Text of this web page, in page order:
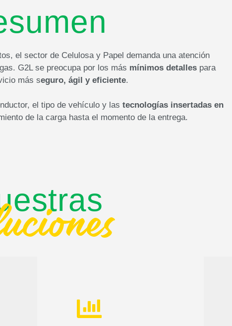
el sector de Celulosa y Papel demanda una atención
G2L se preocupa por los más mínimos detallespara
más seguro, ágil y eficiente.
el tipo de vehículo y las tecnologías insertadas en
de la carga hasta el momento de la entrega.